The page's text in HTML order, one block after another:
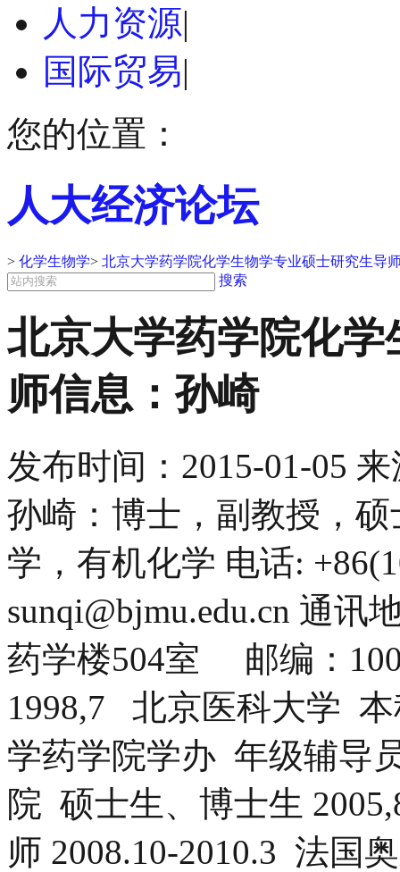
人力资源|
国际贸易|
您的位置：
人大经济论坛
> 化学生物学> 北京大学药学院化学生物学专业硕士研究生导
搜索
北京大学药学院化
师信息：孙崎
发布时间： 2015-01-05 来
孙崎：博士，副教授，
学，有机化学 电话:
sunqi@bjmu.edu.cn 通讯
药学楼504室 邮编：
1998,7 北京医科大学
学药学院学办 年级辅导
院 硕士生、博士生
师 2008.10-2010.3 法国